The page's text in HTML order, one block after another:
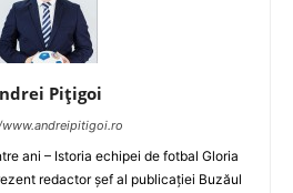
Pițigoi
ani – Istoria echipei de fotbal Gloria
redactor şef al publicaţiei Buzăul